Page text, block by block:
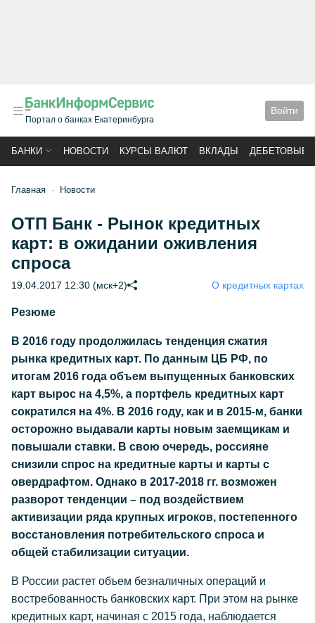
Портал о банках Екатеринбурга
Войти
БАНКИ НОВОСТИ КУРСЫ ВАЛЮТ ВКЛАДЫ ДЕБЕТОВЫЕ
Главная Новости
ОТП Банк - Рынок кредитных
карт: в ожидании оживления
спроса
19.04.2017 12:30 (мск+2) О кредитных картах
Резюме
В 2016 году продолжилась тенденция сжатия
рынка кредитных карт. По данным ЦБ РФ, по
итогам 2016 года объем выпущенных банковских
карт вырос на 4,5%, а портфель кредитных карт
сократился на 4%. В 2016 году, как и в 2015-м, банки
осторожно выдавали карты новым заемщикам и
повышали ставки. В свою очередь, россияне
снизили спрос на кредитные карты и карты с
овердрафтом. Однако в 2017-2018 гг. возможен
разворот тенденции – под воздействием
активизации ряда крупных игроков, постепенного
восстановления потребительского спроса и
общей стабилизации ситуации.
В России растет объем безналичных операций и
востребованность банковских карт. При этом на рынке
кредитных карт, начиная с 2015 года, наблюдается